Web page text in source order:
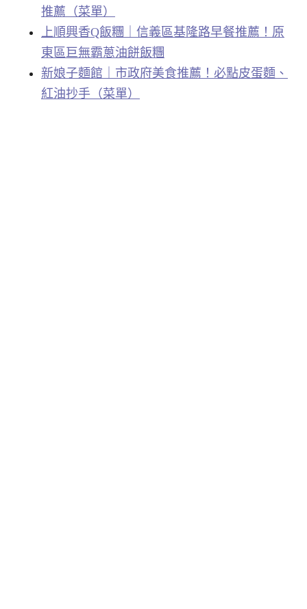
推薦（菜單）
上順興香Q飯糰｜信義區基隆路早餐推薦！原
東區巨無霸蔥油餅飯糰
新娘子麵館｜市政府美食推薦！必點皮蛋麵、
紅油抄手（菜單）